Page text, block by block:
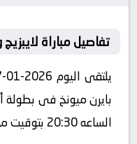
تفاصيل مباراة
بايرن ميونخ فى بطولة
الساعه 20:30 بتوقيت مصر.